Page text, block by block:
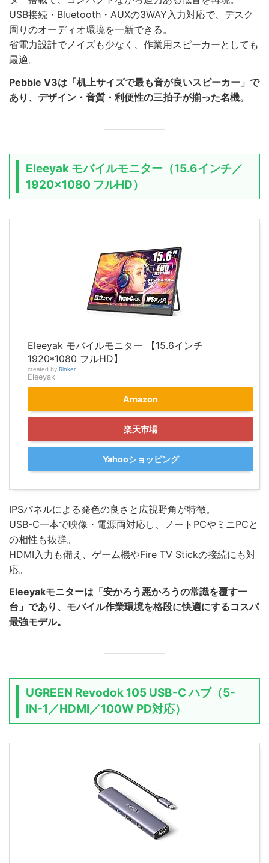
USB接続・Bluetooth・AUXの3WAY入力対応で、デスク
周りのオーディオ環境を一新できる。
省電力設計でノイズも少なく、作業用スピーカーとしても
最適。
Pebble V3は「机上サイズで最も音が良いスピーカー」で
あり、デザイン・音質・利便性の三拍子が揃った名機。
Eleeyak モバイルモニター（15.6インチ／
1920×1080 フルHD）
Eleeyak モバイルモニター 【15.6インチ
1920*1080 フルHD】
created by Rinker
Eleeyak
Amazon
楽天市場
Yahooショッピング
IPSパネルによる発色の良さと広視野角が特徴。
USB-C一本で映像・電源両対応し、ノートPCやミニPCと
の相性も抜群。
HDMI入力も備え、ゲーム機やFire TV Stickの接続にも対
応。
Eleeyakモニターは「安かろう悪かろうの常識を覆す一
台」であり、モバイル作業環境を格段に快適にするコスパ
最強モデル。
UGREEN Revodok 105 USB-C ハブ（5-
IN-1／HDMI／100W PD対応）